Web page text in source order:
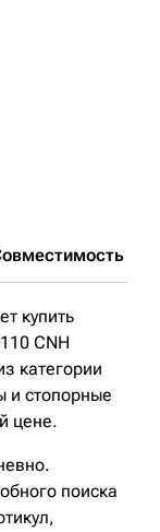
купить
CNH
категории
и стопорные
цене.
поиска